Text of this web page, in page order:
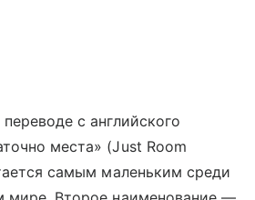
с английского
места» (Just Room
самым маленьким среди